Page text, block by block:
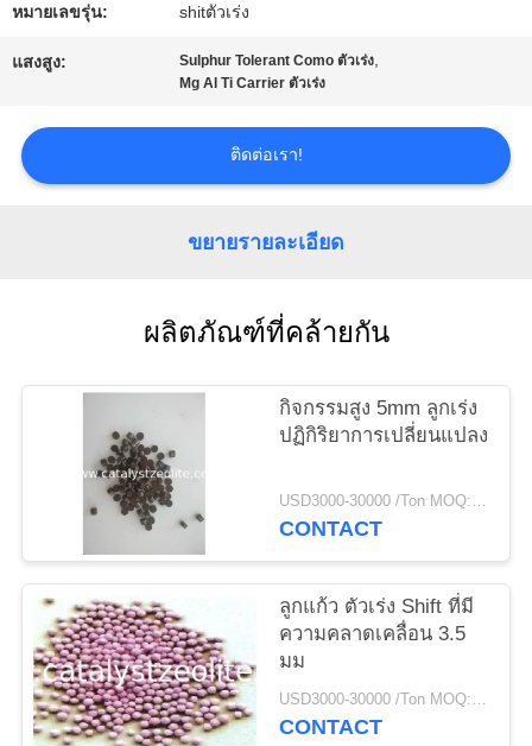
ติดต่อ
แผนผัง
เว็บไซต์
PRIVACY
POLICY
หมายเลขรุ่น: shitตัวเร่ง
แสงสูง: Sulphur Tolerant Como ตัวเร่ง,
Mg Al Ti Carrier ตัวเร่ง
ติดต่อเรา!
ขยายรายละเอียด
ผลิตภัณฑ์ที่คล้ายกัน
กิจกรรมสูง 5mm ลูกเร่ง
ปฏิกิริยาการเปลี่ยนแปลง
USD3000-30000 /Ton MOQ:1 กก
CONTACT
ลูกแก้ว ตัวเร่ง Shift ที่มี
ความคลาดเคลื่อน 3.5
มม
USD3000-30000 /Ton MOQ:1 กก
CONTACT